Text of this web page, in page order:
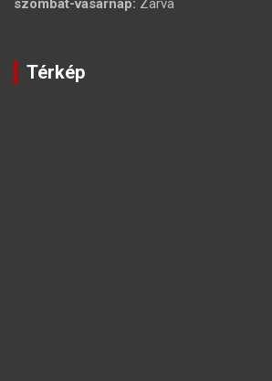
szombat-vasárnap: Zárva
Térkép